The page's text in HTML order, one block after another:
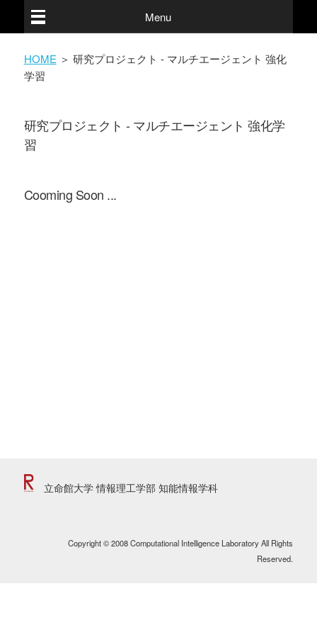
Menu
HOME ＞ 研究プロジェクト - マルチエージェント 強化
学習
研究プロジェクト - マルチエージェント 強化学
習
Cooming Soon ...
立命館大学 情報理工学部 知能情報学科
Copyright © 2008 Computational Intelligence Laboratory All Rights
Reserved.